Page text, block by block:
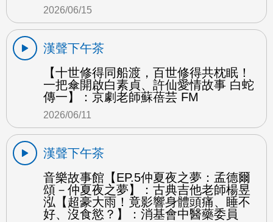
2026/06/15
漢聲下午茶
【十世修得同船渡，百世修得共枕眠！
一把傘開啟白素貞、許仙愛情故事 白蛇
傳一】：京劇老師蘇蓓芸 FM
2026/06/11
漢聲下午茶
音樂故事館【EP.5仲夏夜之夢：孟德爾
頌－仲夏夜之夢】：古典吉他老師楊昱
泓【超豪大雨！竟影響身體頭痛、睡不
好、沒食慾？】：消基會中醫藥委員